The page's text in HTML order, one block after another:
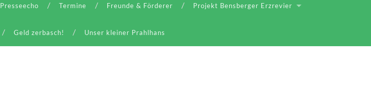
e.V.
Presseecho Termine Freunde & Förderer Projekt Bensberger Erzrevier
Geld zerbasch! Unser kleiner Prahlhans